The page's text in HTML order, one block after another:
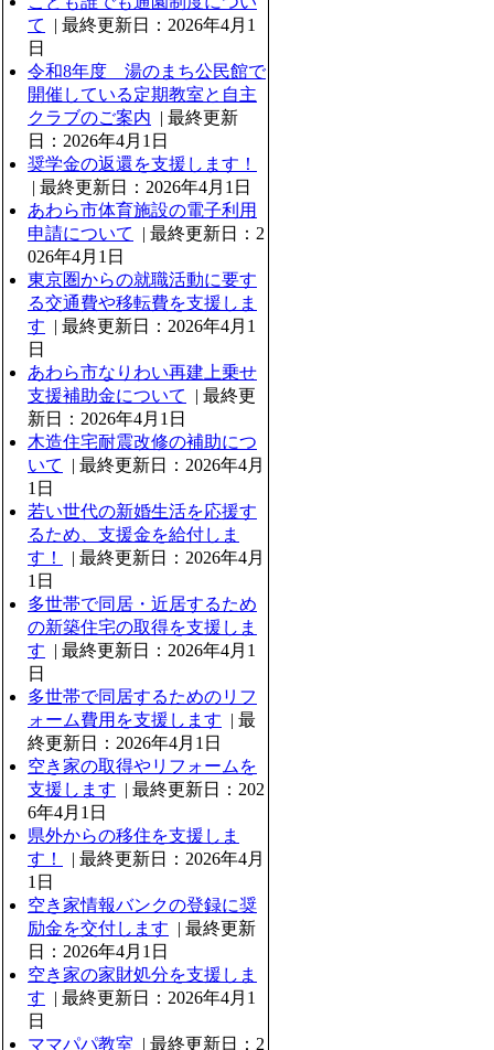
て
| 最終更新日：2026年4月1
日
令和8年度 湯のまち公民館で
開催している定期教室と自主
クラブのご案内 | 最終更新
日：2026年4月1日
奨学金の返還を支援します！
| 最終更新日：2026年4月1日
あわら市体育施設の電子利用
申請について
| 最終更新日：2
026年4月1日
東京圏からの就職活動に要す
る交通費や移転費を支援しま
す | 最終更新日：2026年4月1
日
あわら市なりわい再建上乗せ
支援補助金について
| 最終更
新日：2026年4月1日
木造住宅耐震改修の補助につ
いて
| 最終更新日：2026年4月
1日
若い世代の新婚生活を応援す
るため、支援金を給付しま
す！
| 最終更新日：2026年4月
1日
多世帯で同居・近居するため
の新築住宅の取得を支援しま
す | 最終更新日：2026年4月1
日
多世帯で同居するためのリフ
ォーム費用を支援します | 最
終更新日：2026年4月1日
空き家の取得やリフォームを
支援します | 最終更新日：202
6年4月1日
県外からの移住を支援しま
す！
| 最終更新日：2026年4月
1日
空き家情報バンクの登録に奨
励金を交付します | 最終更新
日：2026年4月1日
空き家の家財処分を支援しま
す | 最終更新日：2026年4月1
日
ママパパ教室 | 最終更新日：2